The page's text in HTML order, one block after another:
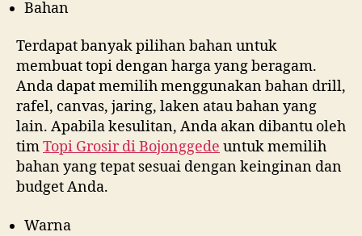
Bahan
Terdapat banyak pilihan bahan untuk
membuat topi dengan harga yang beragam.
Anda dapat memilih menggunakan bahan drill,
rafel, canvas, jaring, laken atau bahan yang
lain. Apabila kesulitan, Anda akan dibantu oleh
timTopi Grosir diBojonggede untuk memilih
bahan yang tepat sesuai dengan keinginan dan
budget Anda.
Warna